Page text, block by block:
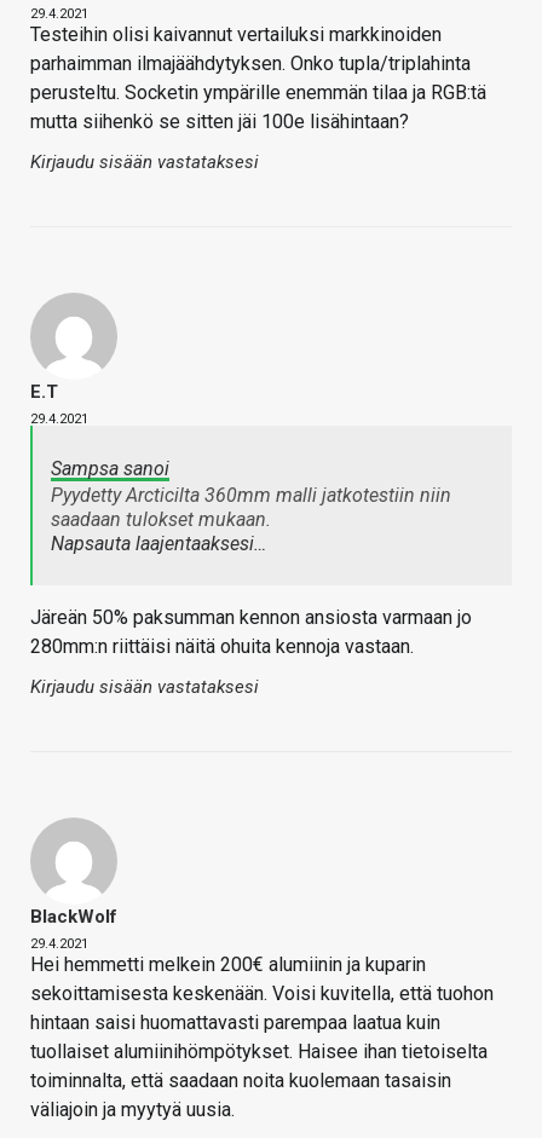
29.4.2021
Testeihin olisi kaivannut vertailuksi markkinoiden
parhaimman ilmajäähdytyksen. Onko tupla/triplahinta
perusteltu. Socketin ympärille enemmän tilaa ja RGB:tä
mutta siihenkö se sitten jäi 100e lisähintaan?
Kirjaudu sisään vastataksesi
E.T
29.4.2021
Sampsa sanoi
Pyydetty Arcticilta 360mm malli jatkotestiin niin
saadaan tulokset mukaan.
Napsauta laajentaaksesi…
Järeän 50% paksumman kennon ansiosta varmaan jo
280mm:n riittäisi näitä ohuita kennoja vastaan.
Kirjaudu sisään vastataksesi
BlackWolf
29.4.2021
Hei hemmetti melkein 200€ alumiinin ja kuparin
sekoittamisesta keskenään. Voisi kuvitella, että tuohon
hintaan saisi huomattavasti parempaa laatua kuin
tuollaiset alumiinihömpötykset. Haisee ihan tietoiselta
toiminnalta, että saadaan noita kuolemaan tasaisin
väliajoin ja myytyä uusia.